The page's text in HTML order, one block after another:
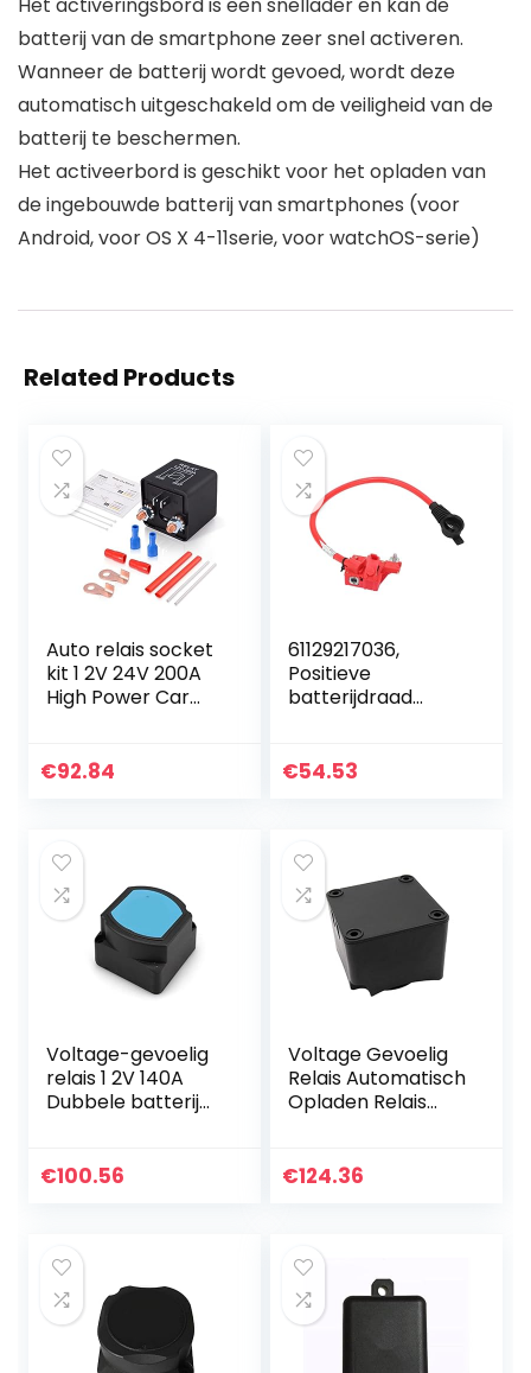
Het activeringsbord is een snellader en kan de
batterij van de smartphone zeer snel activeren.
Wanneer de batterij wordt gevoed, wordt deze
automatisch uitgeschakeld om de veiligheid van de
batterij te beschermen.
Het activeerbord is geschikt voor het opladen van
de ingebouwde batterij van smartphones (voor
Android, voor OS X 4-11serie, voor watchOS-serie)
Related Products
Auto relais socket
kit 1 2V 24V 200A
High Power Car
Heavy Duty Auto
€92.84
61129217036,
Positieve
batterijdraad
Vervangen
vervanging…
€54.53
Voltage-gevoelig
relais 1 2V 140A
Dubbele batterij
VSR Voltage split
€100.56
Voltage Gevoelig
Relais Automatisch
Opladen Relais
accessoires Voor
€124.36